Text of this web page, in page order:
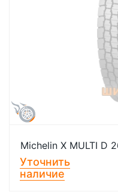
Michelin X MULTI D
Уточнить
наличие